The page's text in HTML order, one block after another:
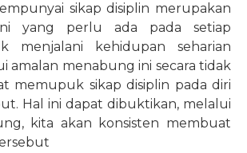
sikap disiplin merupakan
yang perlu ada pada setiap
menjalani kehidupan seharian
amalan menabung ini secara tidak
memupuk sikap disiplin pada diri
Hal ini dapat dibuktikan, melalui
kita akan konsisten membuat